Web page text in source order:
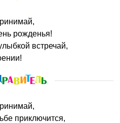
рожденья!
встречай,
приключится,